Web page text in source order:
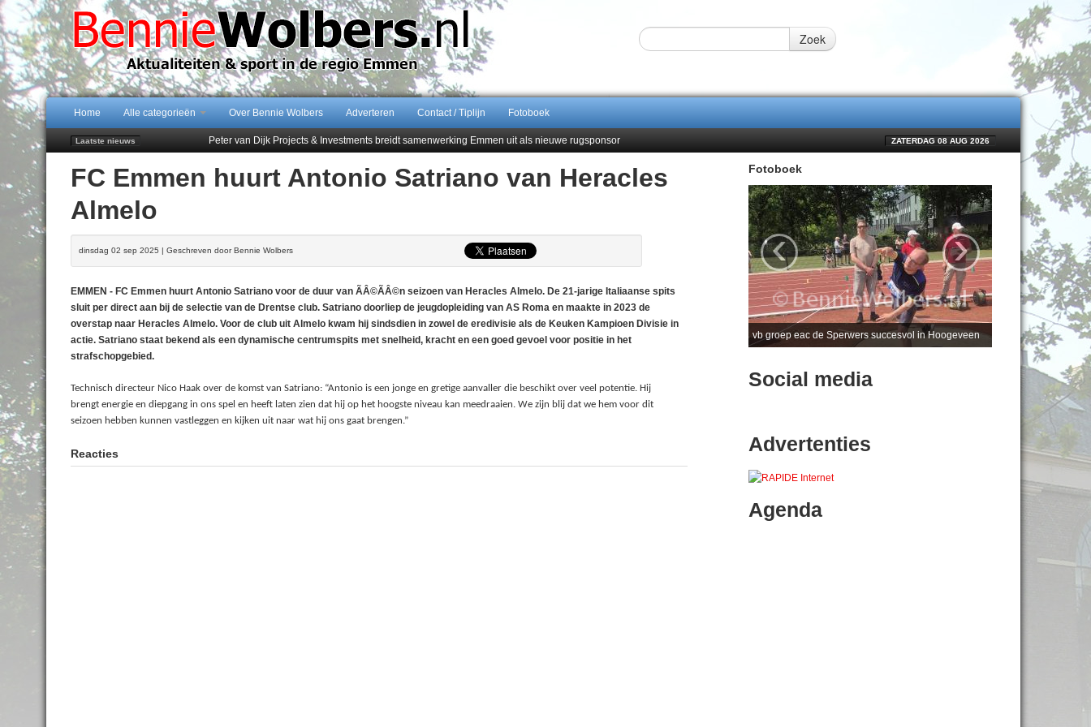
Zoek
Home Alle categorieën Over Bennie Wolbers Adverteren Contact / Tiplijn Fotoboek
Laatste nieuws
Peter van Dijk Projects & Investments breidt samenwerking Emmen uit als nieuwe rugsponsor
102 kaarsen voor eeuwling Mieke Sijbom-Maatje
Emmen wint op Open Dag overtuigend van Almere City
ZATERDAG 08 AUG 2026
FC Emmen huurt Antonio Satriano van Heracles
Almelo
dinsdag 02 sep 2025 | Geschreven door Bennie Wolbers
EMMEN - FC Emmen huurt Antonio Satriano voor de duur van ÃÂ©ÃÂ©n seizoen van Heracles Almelo. De 21-jarige Italiaanse spits
sluit per direct aan bij de selectie van de Drentse club. Satriano doorliep de jeugdopleiding van AS Roma en maakte in 2023 de
overstap naar Heracles Almelo. Voor de club uit Almelo kwam hij sindsdien in zowel de eredivisie als de Keuken Kampioen Divisie in
actie. Satriano staat bekend als een dynamische centrumspits met snelheid, kracht en een goed gevoel voor positie in het
strafschopgebied.
Technisch directeur Nico Haak over de komst van Satriano: “Antonio is een jonge en gretige aanvaller die beschikt over veel potentie. Hij
brengt energie en diepgang in ons spel en heeft laten zien dat hij op het hoogste niveau kan meedraaien. We zijn blij dat we hem voor dit
seizoen hebben kunnen vastleggen en kijken uit naar wat hij ons gaat brengen.”
Reacties
Fotoboek
vb groep eac de Sperwers succesvol in Hoogeveen
‹ ›
Social media
Advertenties
Agenda